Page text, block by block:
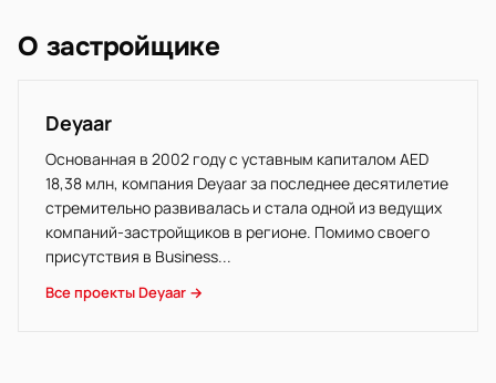
О застройщике
Deyaar
Основанная в 2002 году с уставным капиталом AED
18,38 млн, компания Deyaar за последнее десятилетие
стремительно развивалась и стала одной из ведущих
компаний-застройщиков в регионе. Помимо своего
присутствия в Business...
Все проекты Deyaar →